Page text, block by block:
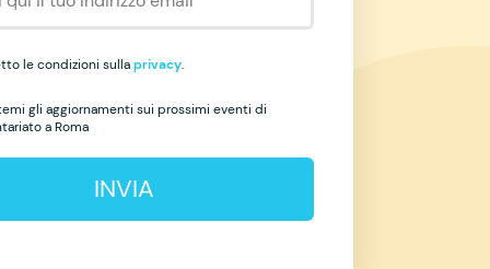
le condizioni sullaprivacy.
gli aggiornamenti sui prossimi eventi di
a Roma
INVIA